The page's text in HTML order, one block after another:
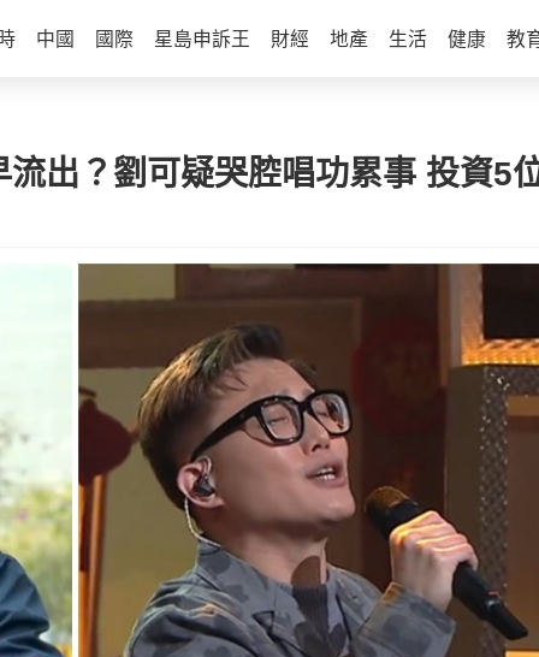
中國 國際 星島申訴王 財經 地產 生活 健康 教
出？劉可疑哭腔唱功累事 投資5